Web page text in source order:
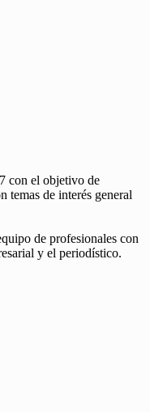
con el objetivo de
temas de interés general
de profesionales con
y el periodístico.